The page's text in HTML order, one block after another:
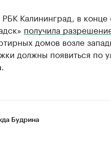
РБК Калининград, в
получила
домов возле
должны появиться по
Будрина